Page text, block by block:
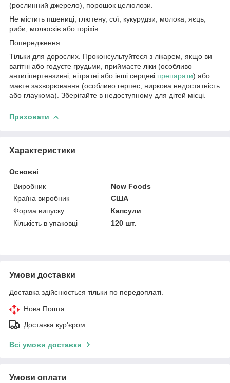
(рослинний джерело), порошок целюлози.
Не містить пшениці, глютену, сої, кукурудзи, молока, яєць,
риби, молюсків або горіхів.
Попередження
Тільки для дорослих. Проконсультуйтеся з лікарем, якщо ви
вагітні або годуєте грудьми, приймаєте ліки (особливо
антигіпертензивні, нітратні або інші серцеві препарати) або
маєте захворювання (особливо герпес, ниркова недостатність
або глаукома). Зберігайте в недоступному для дітей місці.
Приховати
Характеристики
Основні
Виробник
Now Foods
Країна виробник
США
Форма випуску
Капсули
Кількість в упаковці
120 шт.
Умови доставки
Доставка здійснюється тільки по передоплаті.
Нова Пошта
Доставка кур'єром
Всі умови доставки
Умови оплати